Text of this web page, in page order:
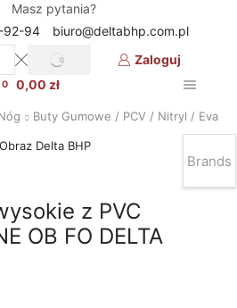
Masz pytania?
92-94
biuro@deltabhp.com.pl
SEARCH Zaloguj
0 0,00 zł
Buty Gumowe / PCV / Nitryl / Eva
z PVC
OB FO DELTA
Brands